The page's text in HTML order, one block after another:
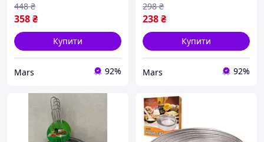
358₴
448 ₴
Купити
Mars 92%
238₴
298 ₴
Купити
Mars 92%